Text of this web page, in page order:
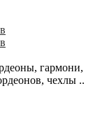
гармони,
чехлы ..